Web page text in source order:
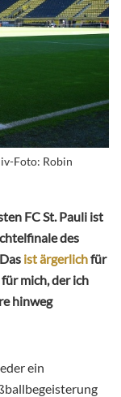
Foto: Robin
FC St. Pauli ist
des
ist ärgerlichfür
mich, der ich
hinweg
ein